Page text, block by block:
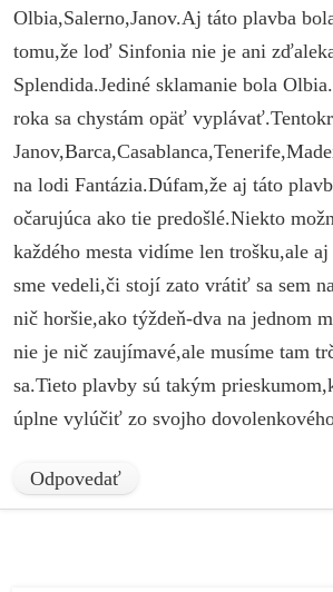
Olbia,Salerno,Janov.Aj táto plavba
tomu,že loď Sinfonia nie je ani
Splendida.Jediné sklamanie bola
roka sa chystám opäť
na lodi Fantázia.Dúfam,že aj táto
očarujúca ako tie predošlé.Niekto
každého mesta vidíme len trošku,ale
sme vedeli,či stojí zato vrátiť sa sem
nič horšie,ako týždeň-dva na jednom
nie je nič zaujímavé,ale musíme tam
sa.Tieto plavby sú takým
úplne vylúčiť zo svojho
Odpovedať